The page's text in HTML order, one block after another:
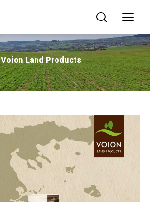
Voion Land Products